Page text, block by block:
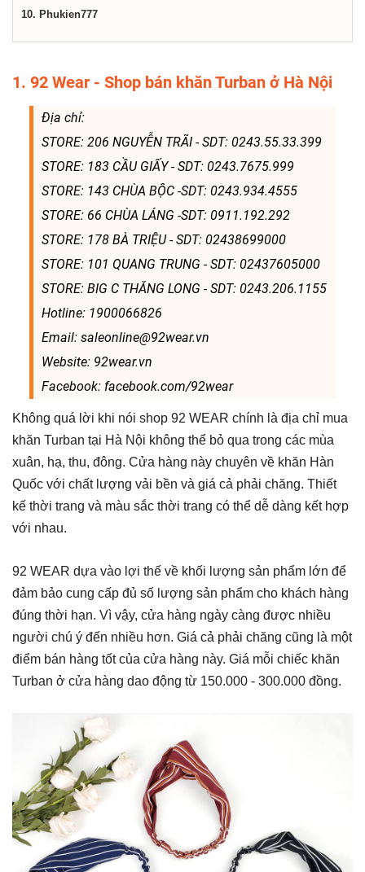
10. Phukien777
1. 92 Wear - Shop bán khăn Turban ở Hà Nội
Địa chỉ:
STORE: 206 NGUYỄN TRÃI - SDT: 0243.55.33.399
STORE: 183 CẦU GIẤY - SDT: 0243.7675.999
STORE: 143 CHÙA BỘC -SDT: 0243.934.4555
STORE: 66 CHÙA LÁNG -SDT: 0911.192.292
STORE: 178 BÀ TRIỆU - SDT: 02438699000
STORE: 101 QUANG TRUNG - SDT: 02437605000
STORE: BIG C THĂNG LONG - SDT: 0243.206.1155
Hotline: 1900066826
Email: saleonline@92wear.vn
Website: 92wear.vn
Facebook: facebook.com/92wear
Không quá lời khi nói shop 92 WEAR chính là địa chỉ mua
khăn Turban tại Hà Nội không thể bỏ qua trong các mùa
xuân, hạ, thu, đông. Cửa hàng này chuyên về khăn Hàn
Quốc với chất lượng vải bền và giá cả phải chăng. Thiết
kế thời trang và màu sắc thời trang có thể dễ dàng kết hợp
với nhau.
92 WEAR dựa vào lợi thế về khối lượng sản phẩm lớn để
đảm bảo cung cấp đủ số lượng sản phẩm cho khách hàng
đúng thời hạn. Vì vậy, cửa hàng ngày càng được nhiều
người chú ý đến nhiều hơn. Giá cả phải chăng cũng là một
điểm bán hàng tốt của cửa hàng này. Giá mỗi chiếc khăn
Turban ở cửa hàng dao động từ 150.000 - 300.000 đồng.